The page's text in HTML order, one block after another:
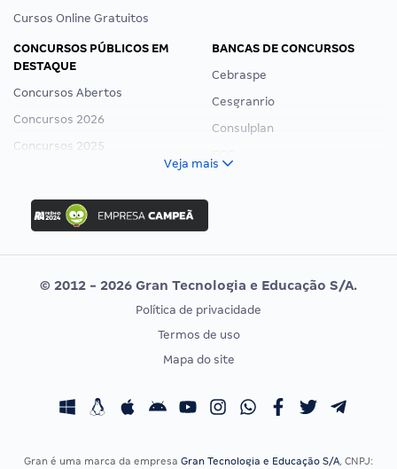
Cursos Online Gratuitos
CONCURSOS PÚBLICOS EM
DESTAQUE
Concursos Abertos
Concursos 2026
Concursos 2025
Concurso Ibama
Concurso MPU
Editais publicados
BANCAS DE CONCURSOS
Cebraspe
Cesgranrio
Consulplan
Vunesp
CONCURSOS POR PROFISSÃO
Concursos Fiscais
EXAME DE ORDEM
Calendário OAB
Veja mais
© 2012 - 2026 Gran Tecnologia e Educação S/A.
Política de privacidade
Termos de uso
Mapa do site
Gran é uma marca da empresa Gran Tecnologia e Educação S/A, CNPJ: